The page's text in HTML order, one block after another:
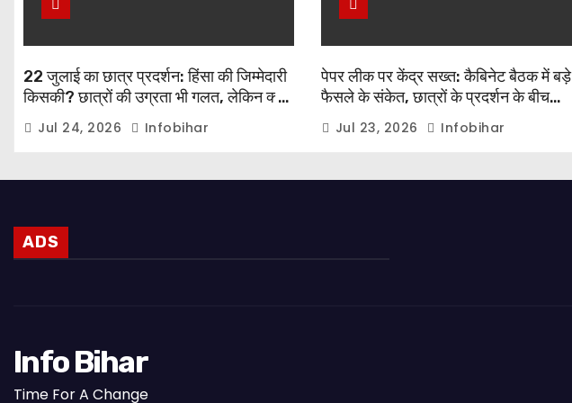
22 जुलाई का छात्र प्रदर्शन: हिंसा की जिम्मेदारी
किसकी? छात्रों की उग्रता भी गलत, लेकिन क्या
बल प्रयोग आख़िरी विकल्प था?
Jul 24, 2026 Infobihar
पेपर लीक पर केंद्र सख्त: कैबिनेट बैठक में बड़े
फैसले के संकेत, छात्रों के प्रदर्शन के बीच
प्रधानमंत्री नरेंद्र मोदी का बड़ा बयान
Jul 23, 2026 Infobihar
ADS
Info Bihar
Time For A Change